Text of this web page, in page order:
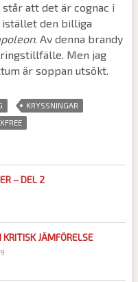
står att det är cognac i
istället den billiga
. Av denna brandy
Men jag
är soppan utsökt.
KRYSSNINGAR
– DEL 2
JÄMFÖRELSE